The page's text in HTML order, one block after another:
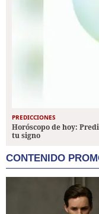
PREDICCIONES
Horóscopo de hoy:
tu signo
CONTENIDO